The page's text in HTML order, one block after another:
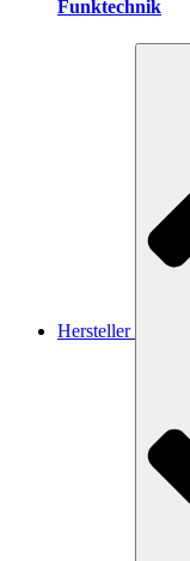
Funktechnik
Hersteller